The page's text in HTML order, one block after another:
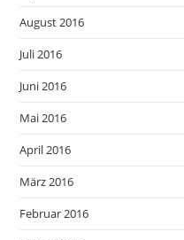
August 2016
Juli 2016
Juni 2016
Mai 2016
April 2016
März 2016
Februar 2016